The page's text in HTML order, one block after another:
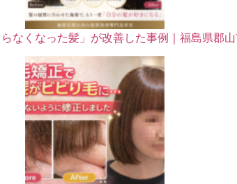
なくなった髪」が改善した事例｜福島県郡